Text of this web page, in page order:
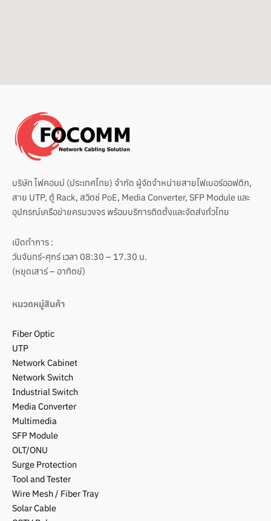
บริษัท โฟคอมม์ (ประเทศไทย) จำกัด ผู้จัดจำหน่ายสายไฟเบอร์ออฟติก,
สาย UTP, ตู้ Rack, สวิตช์ PoE, Media Converter, SFP Module และ
อุปกรณ์เครือข่ายครบวงจร พร้อมบริการติดตั้งและจัดส่งทั่วไทย
เปิดทำการ :
วันจันทร์-ศุกร์ เวลา 08:30 – 17.30 น.
(หยุดเสาร์ – อาทิตย์)
หมวดหมู่สินค้า
Fiber Optic
UTP
Network Cabinet
Network Switch
Industrial Switch
Media Converter
Multimedia
SFP Module
OLT/ONU
Surge Protection
Tool and Tester
Wire Mesh / Fiber Tray
Solar Cable